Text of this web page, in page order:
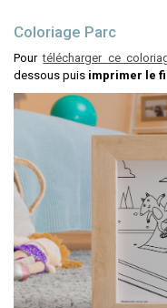
Coloriage Parc
Pourtélécharger ce
dessous puis imprimer le